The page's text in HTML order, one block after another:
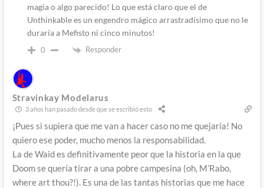
magia o algo parecido! Lo que está claro que el de
Unthinkable es un engendro mágico arrastradísimo que no le
duraría a Mefisto ni cinco minutos!
0 Responder
Stravinkay Modelarus
3 años han pasado desde que se escribió esto
¡Pues si supiera que me van a hacer caso no me quejaría! No
quiero ese poder, mucho menos la responsabilidad.
La de Waid es definitivamente peor que la historia en la que
Doom se quería tirar a una pobre campesina (oh, M’Rabo,
where art thou?!). Es una de las tantas historias que me hace